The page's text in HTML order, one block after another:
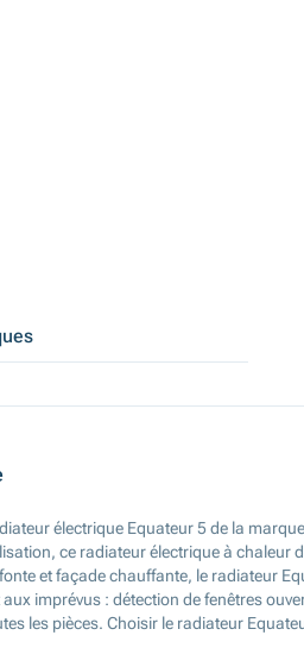
électrique Equateur 5 de la
ce radiateur électrique à
et façade chauffante, le radiateur
imprévus : détection de fenêtres
les pièces. Choisir le radiateur